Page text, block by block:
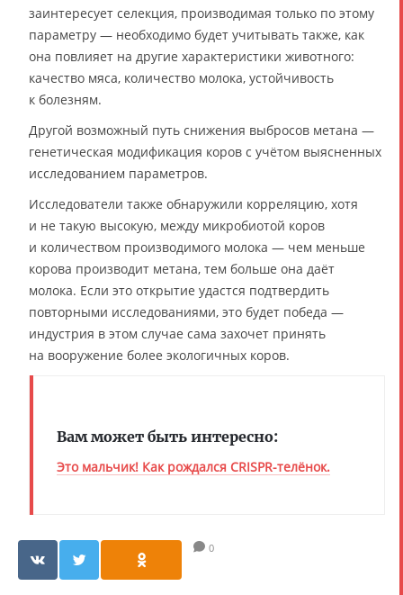
заинтересует селекция, производимая только по этому
параметру — необходимо будет учитывать также, как
она повлияет на другие характеристики животного:
качество мяса, количество молока, устойчивость
к болезням.
Другой возможный путь снижения выбросов метана —
генетическая модификация коров с учётом выясненных
исследованием параметров.
Исследователи также обнаружили корреляцию, хотя
и не такую высокую, между микробиотой коров
и количеством производимого молока — чем меньше
корова производит метана, тем больше она даёт
молока. Если это открытие удастся подтвердить
повторными исследованиями, это будет победа —
индустрия в этом случае сама захочет принять
на вооружение более экологичных коров.
Вам может быть интересно:
Это мальчик! Как рождался CRISPR-телёнок.
0